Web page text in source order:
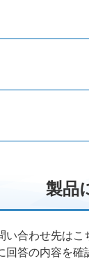
製品
合わせ先はこ
答の内容を